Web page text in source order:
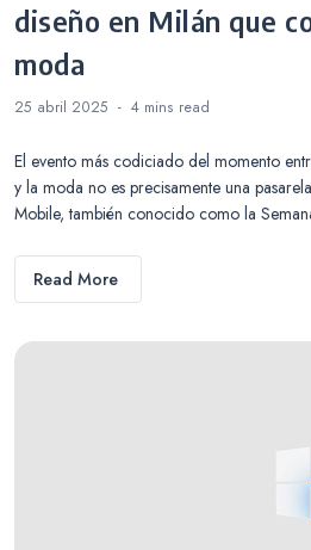
diseño en Milán que
moda
25 abril 2025 4 mins read
El evento más codiciado del momento
y la moda no es precisamente una
Mobile, también conocido como la
Read More